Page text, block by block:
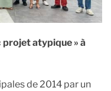
projet atypique » à
de 2014 par un